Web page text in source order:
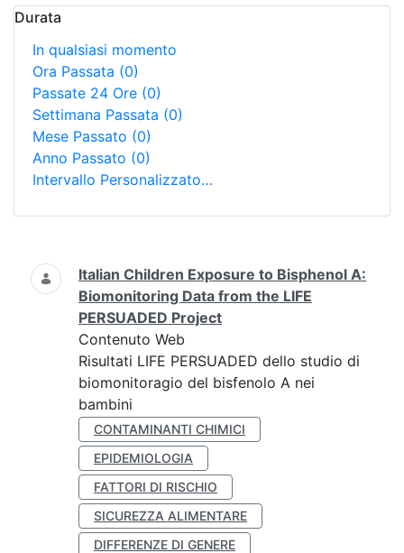
Durata
In qualsiasi momento
Ora Passata (0)
Passate 24 Ore (0)
Settimana Passata (0)
Mese Passato (0)
Anno Passato (0)
Intervallo Personalizzato…
Ricerca
Italian Children Exposure to Bisphenol A:
Biomonitoring Data from the LIFE
PERSUADED Project
Contenuto Web
Risultati LIFE PERSUADED dello studio di
biomonitoragio del bisfenolo A nei
bambini
CONTAMINANTI CHIMICI
EPIDEMIOLOGIA
FATTORI DI RISCHIO
SICUREZZA ALIMENTARE
DIFFERENZE DI GENERE